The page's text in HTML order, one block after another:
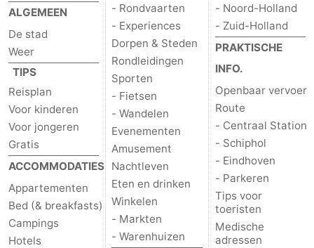
ALGEMEEN
De stad
Weer
TIPS
Reisplan
Voor kinderen
Voor jongeren
Gratis
ACCOMMODATIES
Appartementen
Bed (& breakfasts)
Campings
Hotels
- Rondvaarten
- Experiences
Dorpen & Steden
Rondleidingen
Sporten
- Fietsen
- Wandelen
Evenementen
Amusement
Nachtleven
Eten en drinken
Winkelen
- Markten
- Warenhuizen
- Noord-Holland
- Zuid-Holland
PRAKTISCHE
INFO.
Openbaar vervoer
Route
- Centraal Station
- Schiphol
- Eindhoven
- Parkeren
Tips voor
toeristen
Medische
adressen